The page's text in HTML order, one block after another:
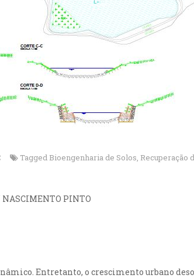
Tagged Bioengenharia de Solos, Recuperação
NASCIMENTO PINTO
Entretanto, o crescimento urbano